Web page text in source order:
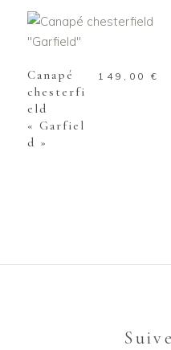
AJOUTER AU
PANIER
Canapé
chesterfi
eld
« Garfiel
d »
149,00€